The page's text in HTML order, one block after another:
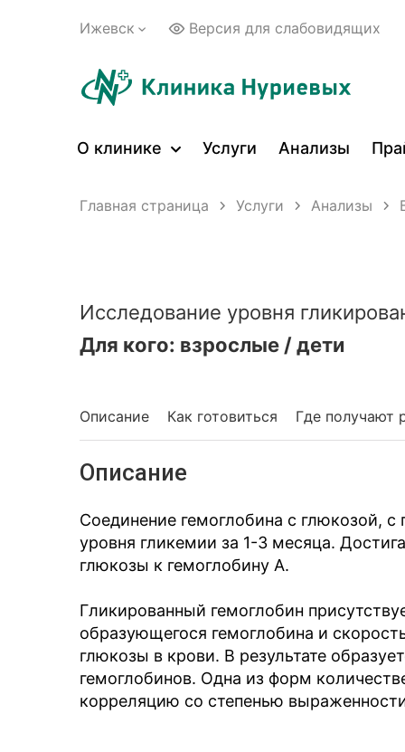
Ижевск Версия для слабовидящих
О клинике Услуги Анализы
Главная страница Услуги Анализы
Исследование уровня
Для кого: взрослые / дети
Описание Как готовиться Где получают
Описание
Соединение гемоглобина с глюкозой,
уровня гликемии за 1-3 месяца.
глюкозы к гемоглобину А.
Гликированный гемоглобин
образующегося гемоглобина и
глюкозы в крови. В результате
гемоглобинов. Одна из форм
корреляцию со степенью